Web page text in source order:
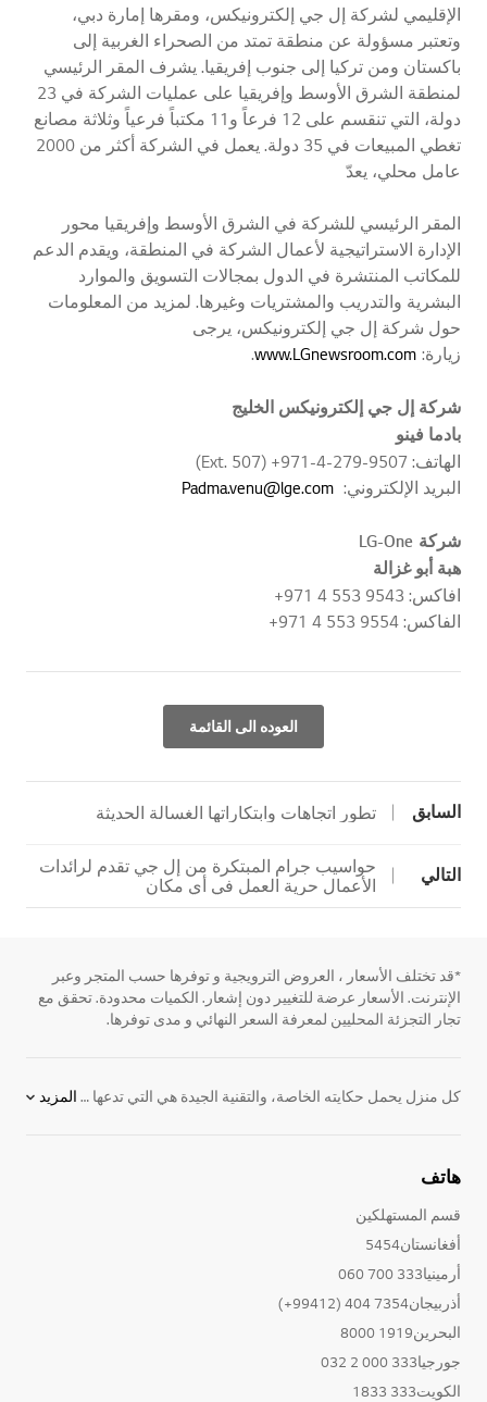
الإقليمي لشركة إل جي إلكترونيكس، ومقرها إمارة دبي،
وتعتبر مسؤولة عن منطقة تمتد من الصحراء الغربية إلى
باكستان ومن تركيا إلى جنوب إفريقيا. يشرف المقر الرئيسي
لمنطقة الشرق الأوسط وإفريقيا على عمليات الشركة في 23
دولة، التي تنقسم على 12 فرعاً و11 مكتباً فرعياً وثلاثة مصانع
تغطي المبيعات في 35 دولة. يعمل في الشركة أكثر من 2000
عامل محلي، يعدّ
المقر الرئيسي للشركة في الشرق الأوسط وإفريقيا محور
الإدارة الاستراتيجية لأعمال الشركة في المنطقة، ويقدم الدعم
للمكاتب المنتشرة في الدول بمجالات التسويق والموارد
البشرية والتدريب والمشتريات وغيرها. لمزيد من المعلومات
حول شركة إل جي إلكترونيكس، يرجى
زيارة: www.LGnewsroom.com
.
شركة إل جي إلكترونيكس الخليج
بادما فينو
الهاتف: 9507-279-4-971+ (Ext. 507)
البريد الإلكتروني: Padma.venu@lge.com
شركة LG-One
هبة أبو غزالة
افاكس: 9543 553 4 971+
الفاكس: 9554 553 4 971+
العوده الى القائمة
السابق تطور اتجاهات وابتكاراتها الغسالة الحديثة
التالي
حواسيب جرام المبتكرة من إل جي تقدم لرائدات
الأعمال حرية العمل في أي مكان
*قد تختلف الأسعار ، العروض الترويجية و توفرها حسب المتجر وعبر
الإنترنت. الأسعار عرضة للتغيير دون إشعار. الكميات محدودة. تحقق مع
تجار التجزئة المحليين لمعرفة السعر النهائي و مدى توفرها.
كل منزل يحمل حكايته الخاصة، والتقنية الجيدة هي التي تدعها تتشكل بشكل طبيعي دون أن تفرض نفسها. تُحيي المزيد
هاتف
قسم المستهلكين
أفغانستان5454
أرمينيا333 700 060
أذربيجان7354 404 (99412+)
البحرين1919 8000
جورجيا333 000 2 032
الكويت333 1833